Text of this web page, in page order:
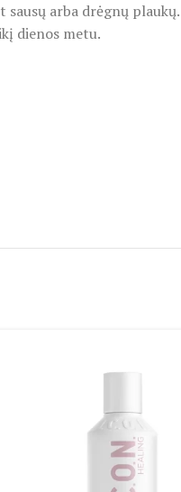
arba drėgnų plaukų.
dienos metu.